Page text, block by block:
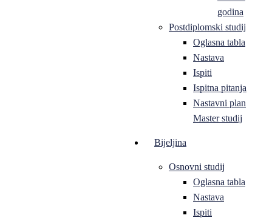
godina
Postdiplomski studij
Oglasna tabla
Nastava
Ispiti
Ispitna pitanja
Nastavni plan
Master studij
Bijeljina
Osnovni studij
Oglasna tabla
Nastava
Ispiti